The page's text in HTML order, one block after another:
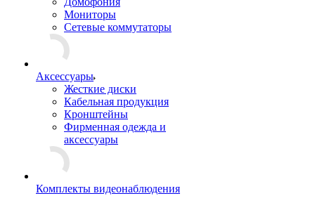
Мониторы
Сетевые коммутаторы
Аксессуары
Жесткие диски
Кабельная продукция
Кронштейны
Фирменная одежда и
аксессуары
Комплекты видеонаблюдения